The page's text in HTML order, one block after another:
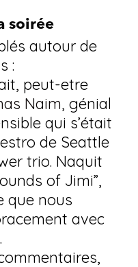
soirée
autour de
:
peut-etre
Naim, génial
qui s’était
de Seattle
trio. Naquit
of Jimi”,
que nous
avec